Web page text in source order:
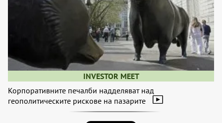
INVESTOR MEET
Корпоративните печалби надделяват над
геополитическите рискове на пазарите